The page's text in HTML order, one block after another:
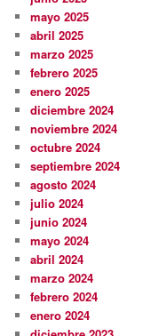
mayo 2025
abril 2025
marzo 2025
febrero 2025
enero 2025
diciembre 2024
noviembre 2024
octubre 2024
septiembre 2024
agosto 2024
julio 2024
junio 2024
mayo 2024
abril 2024
marzo 2024
febrero 2024
enero 2024